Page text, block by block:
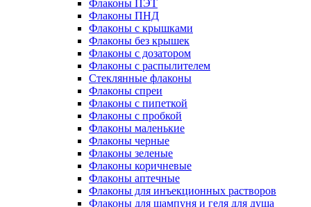
Флаконы ПЭТ
Флаконы ПНД
Флаконы с крышками
Флаконы без крышек
Флаконы с дозатором
Флаконы с распылителем
Стеклянные флаконы
Флаконы cпреи
Флаконы с пипеткой
Флаконы с пробкой
Флаконы маленькие
Флаконы черные
Флаконы зеленые
Флаконы коричневые
Флаконы аптечные
Флаконы для инъекционных растворов
Флаконы для шампуня и геля для душа